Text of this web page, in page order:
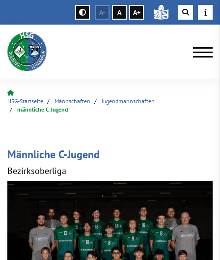
A- A A+
HSG-Startseite Mannschaften
Jugendmannschaften
männliche C-Jugend
Männliche C-Jugend
Bezirksoberliga